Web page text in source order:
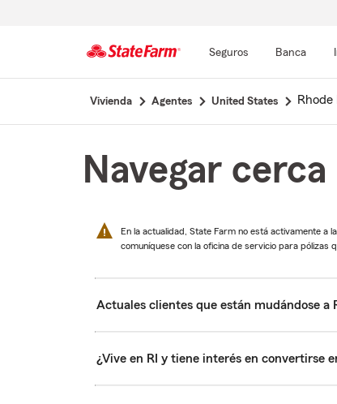
Seguros Banca
Vivienda Agentes United States Rhode
Navegar
En la actualidad, State Farm no está activamente a
comuníquese con la oficina de servicio para pólizas
Actuales clientes que están mudándose a
¿Vive en RI y tiene interés en convertirse